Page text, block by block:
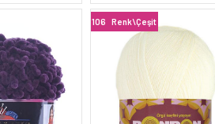
106 Renk\Çeşit